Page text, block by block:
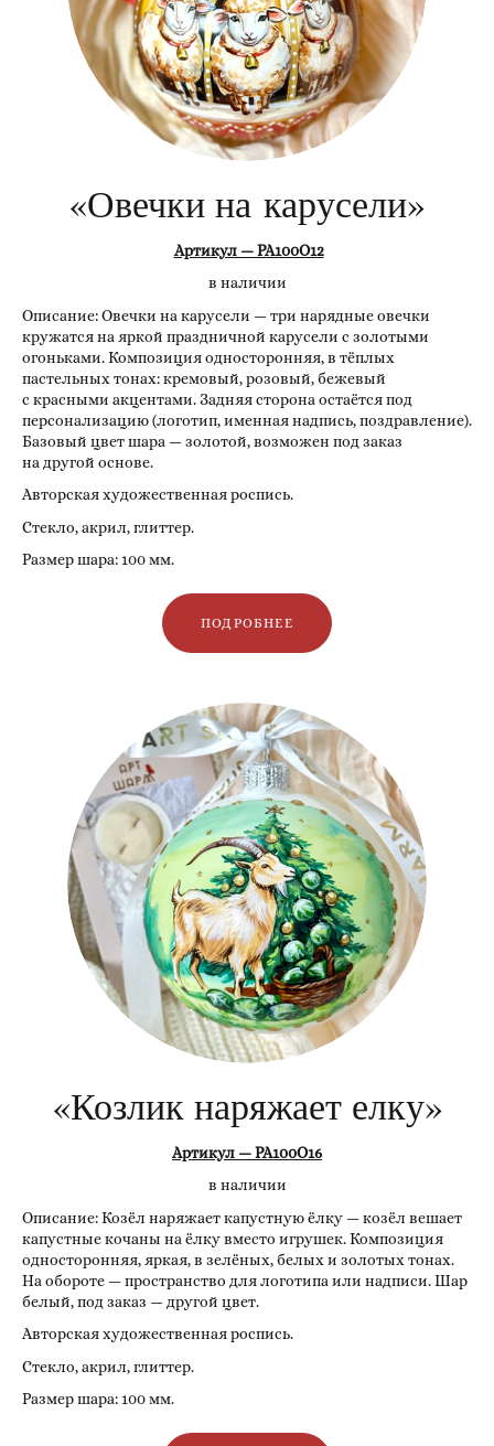
«Овечки на карусели»
Артикул — РА100О12
в наличии
Описание: Овечки на карусели — три нарядные овечки
кружатся на яркой праздничной карусели с золотыми
огоньками. Композиция односторонняя, в тёплых
пастельных тонах: кремовый, розовый, бежевый
с красными акцентами. Задняя сторона остаётся под
персонализацию (логотип, именная надпись, поздравление).
Базовый цвет шара — золотой, возможен под заказ
на другой основе.
Авторская художественная роспись.
Стекло, акрил, глиттер.
Размер шара: 100 мм.
ПОДРОБНЕЕ
«Козлик наряжает елку»
Артикул — РА100О16
в наличии
Описание: Козёл наряжает капустную ёлку — козёл вешает
капустные кочаны на ёлку вместо игрушек. Композиция
односторонняя, яркая, в зелёных, белых и золотых тонах.
На обороте — пространство для логотипа или надписи. Шар
белый, под заказ — другой цвет.
Авторская художественная роспись.
Стекло, акрил, глиттер.
Размер шара: 100 мм.